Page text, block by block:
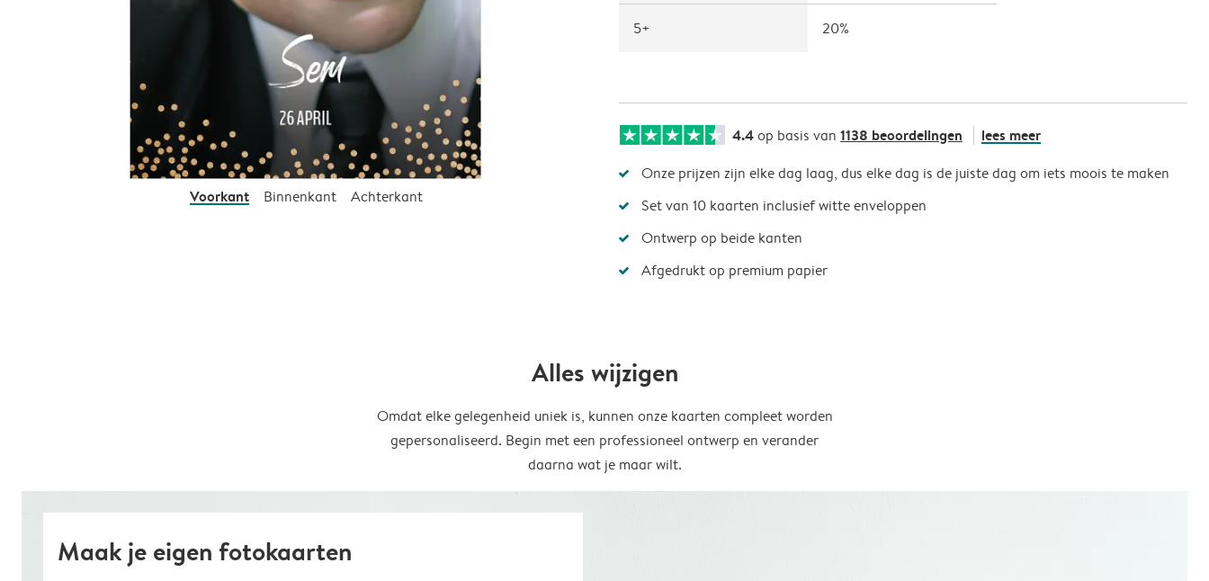
Voorkant Binnenkant Achterkant
5+ 20%
4.4op basis van 1138 beoordelingen lees meer
Onze prijzen zijn elke dag laag, dus elke dag is de juiste dag om iets moois te maken
Set van 10 kaarten inclusief witte enveloppen
Ontwerp op beide kanten
Afgedrukt op premium papier
Alles wijzigen
Omdat elke gelegenheid uniek is, kunnen onze kaarten compleet worden
gepersonaliseerd. Begin met een professioneel ontwerp en verander
daarna wat je maar wilt.
Maak je eigen fotokaarten